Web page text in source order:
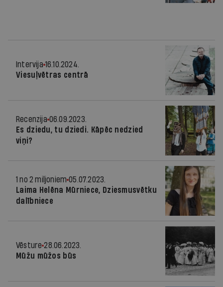
Intervija 16.10.2024.
Viesuļvētras centrā
Recenzija 06.09.2023.
Es dziedu, tu dziedi. Kāpēc nedzied
viņi?
1 no 2 miljoniem 05.07.2023.
Laima Helēna Mūrniece, Dziesmusvētku
dalībniece
Vēsture 28.06.2023.
Mūžu mūžos būs